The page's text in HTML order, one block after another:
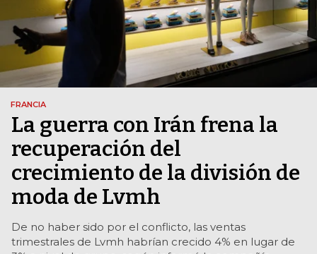
FRANCIA
La guerra con Irán frena la
recuperación del
crecimiento de la división de
moda de Lvmh
De no haber sido por el conflicto, las ventas
trimestrales de Lvmh habrían crecido 4% en lugar de